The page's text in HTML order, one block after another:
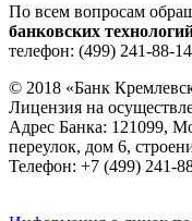
По всем вопросам
банковских
телефон: (499) 241-88-
© 2018 «Банк
Лицензия на
Адрес Банка: 121099,
переулок, дом 6,
Телефон: +7 (499) 241-